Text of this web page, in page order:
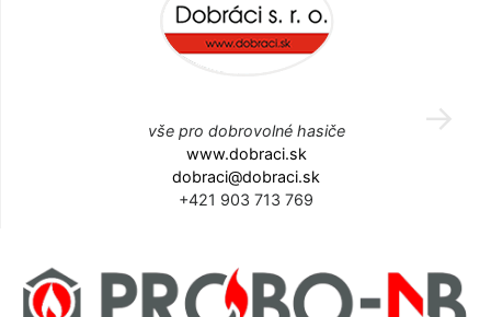
vše pro dobrovolné hasiče
www.dobraci.sk
dobraci@dobraci.sk
+421 903 713 769